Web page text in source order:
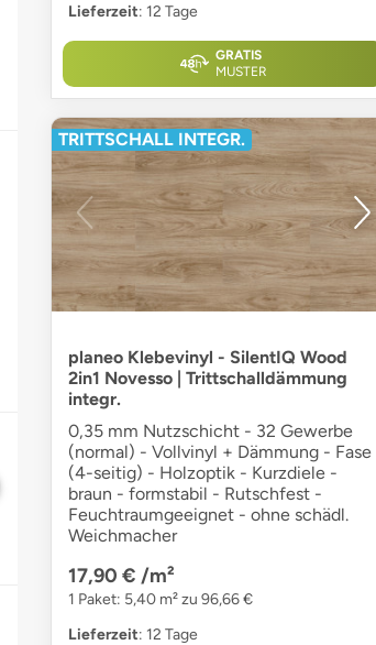
Lieferzeit: 12 Tage
GRATIS
MUSTER
TRITTSCHALL INTEGR.
planeo Klebevinyl - SilentIQ Wood
2in1 Novesso | Trittschalldämmung
integr.
0,35 mm Nutzschicht - 32 Gewerbe
(normal) - Vollvinyl + Dämmung - Fase
(4-seitig) - Holzoptik - Kurzdiele -
braun - formstabil - Rutschfest -
Feuchtraumgeeignet - ohne schädl.
Weichmacher
17,90 € /m²
1 Paket: 5,40 m² zu 96,66 €
Lieferzeit: 12 Tage